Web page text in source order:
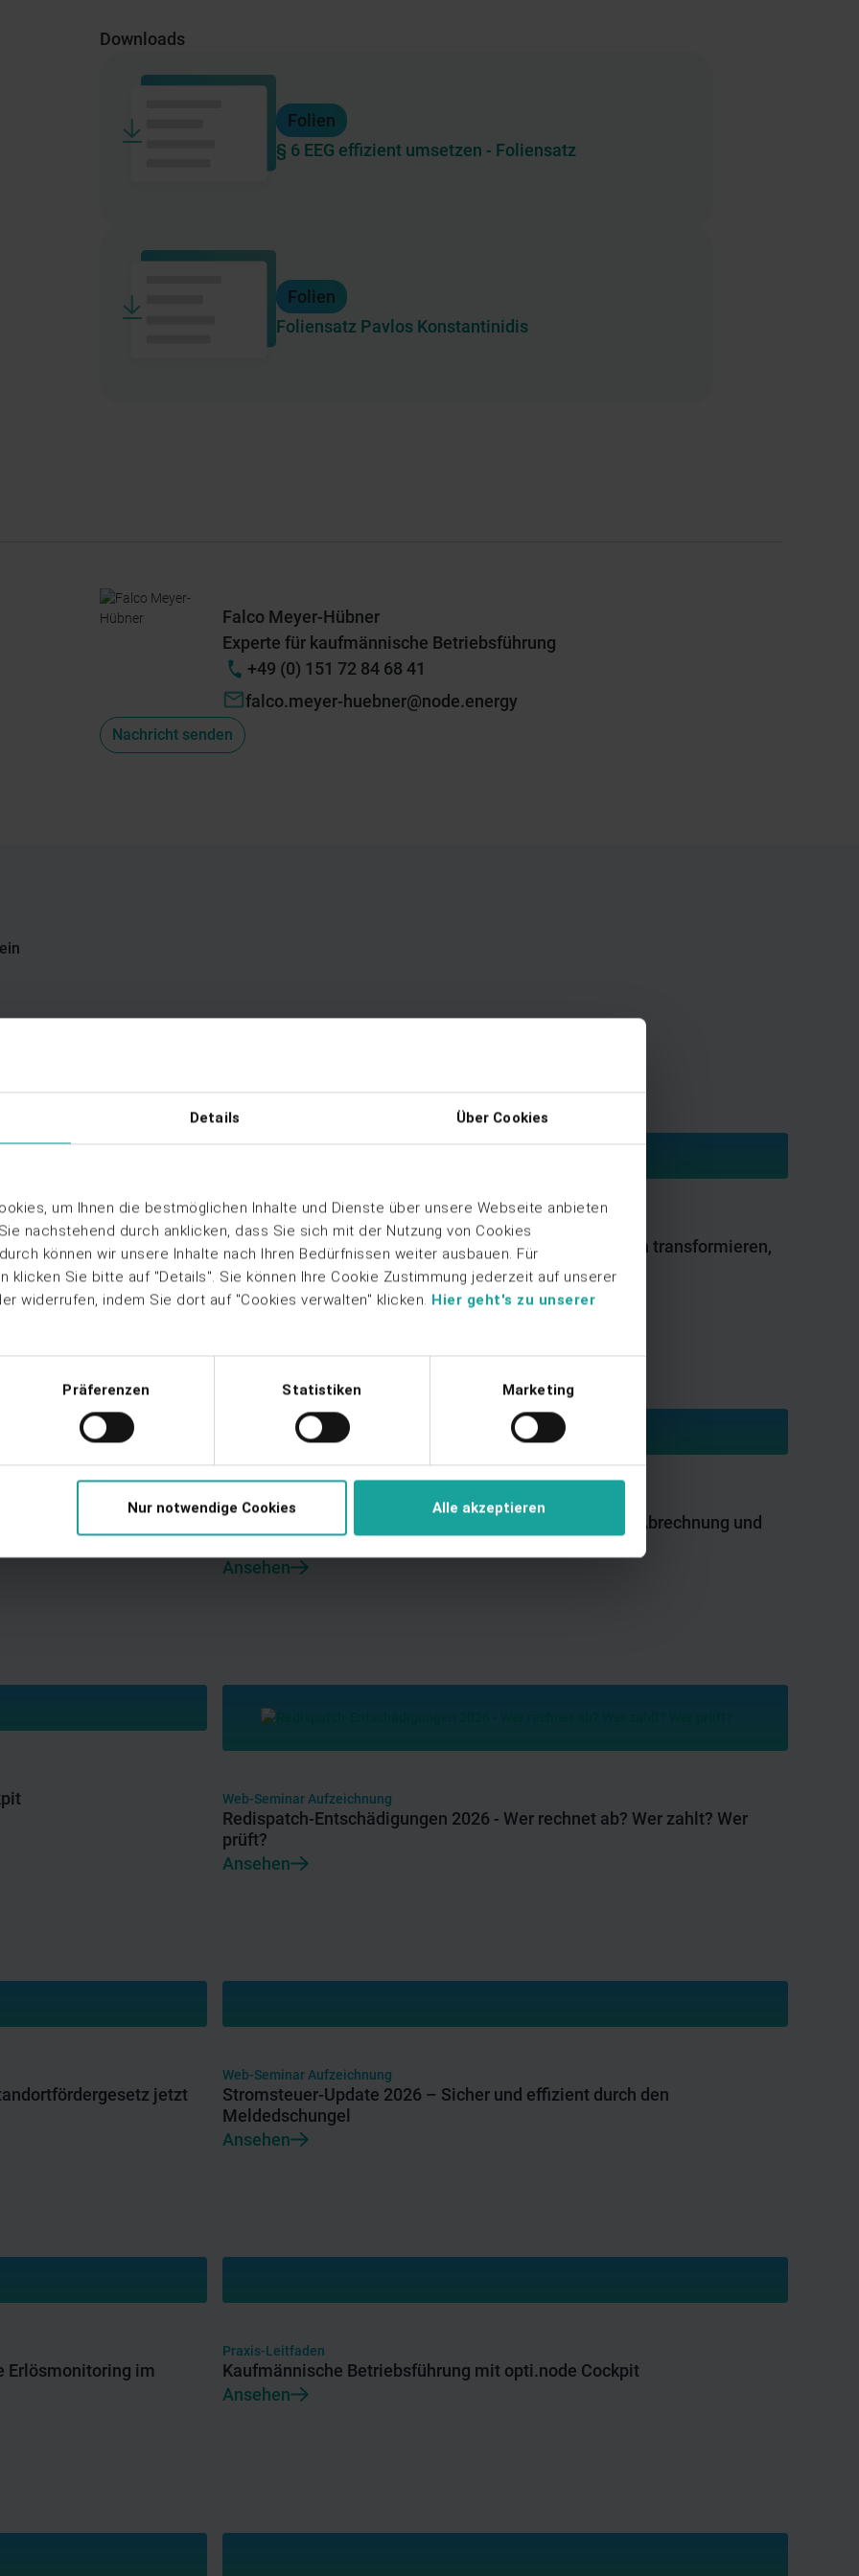
Details Über Cookies
um Ihnen die bestmöglichen Inhalte und Dienste über unsere Webseite anbieten
nachstehend durch anklicken, dass Sie sich mit der Nutzung von Cookies
können wir unsere Inhalte nach Ihren Bedürfnissen weiter ausbauen. Für
klicken Sie bitte auf "Details". Sie können Ihre Cookie Zustimmung jederzeit auf unserer
widerrufen, indem Sie dort auf "Cookies verwalten" klicken. Hier geht's zu unserer
Präferenzen Statistiken Marketing
Nur notwendige Cookies Alle akzeptieren
Downloads
Folien
§ 6 EEG effizient umsetzen - Foliensatz
Folien
Foliensatz Pavlos Konstantinidis
Falco Meyer-Hübner
Experte für kaufmännische Betriebsführung
+49 (0) 151 72 84 68 41
falco.meyer-huebner@node.energy
Nachricht senden
in der Praxis sicher
Web-Seminar Aufzeichnung
Mieterstrom in Büroimmobilien - Bestand wirtschaftlich transformieren,
skalierbar und effizient
Ansehen
Web-Seminar Aufzeichnung
Mieterstrom in Gewerbeimmobilien – Messkonzepte, Abrechnung und
Betreiberpflichten praxisnah erklärt
Ansehen
Web-Seminar Aufzeichnung
Redispatch-Entschädigungen 2026 - Wer rechnet ab? Wer zahlt? Wer
prüft?
Ansehen
jetzt
Web-Seminar Aufzeichnung
Stromsteuer-Update 2026 – Sicher und effizient durch den
Meldedschungel
Ansehen
Erlösmonitoring im
Praxis-Leitfaden
Kaufmännische Betriebsführung mit opti.node Cockpit
Ansehen